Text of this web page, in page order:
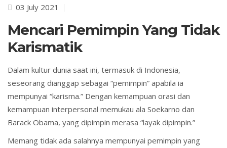
03 July 2021
Mencari Pemimpin Yang Tidak
Karismatik
Dalam kultur dunia saat ini, termasuk di Indonesia,
seseorang dianggap sebagai “pemimpin” apabila ia
mempunyai “karisma.” Dengan kemampuan orasi dan
kemampuan interpersonal memukau ala Soekarno dan
Barack Obama, yang dipimpin merasa “layak dipimpin.”
Memang tidak ada salahnya mempunyai pemimpin yang